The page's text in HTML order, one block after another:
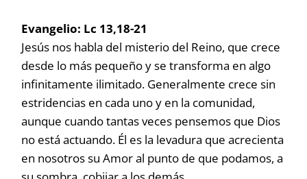
Evangelio: Lc 13,18-21
Jesús nos habla del misterio del Reino, que crece
desde lo más pequeño y se transforma en algo
infinitamente ilimitado. Generalmente crece sin
estridencias en cada uno y en la comunidad,
aunque cuando tantas veces pensemos que Dios
no está actuando. Él es la levadura que acrecienta
en nosotros su Amor al punto de que podamos, a